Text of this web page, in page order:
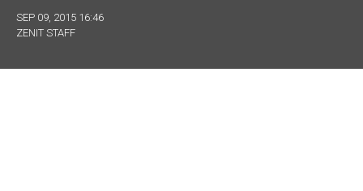
SEP 09, 2015 16:46
ZENIT STAFF